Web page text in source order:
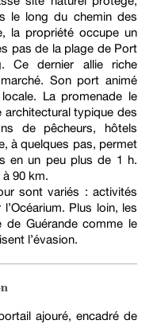
le long du chemin des
la propriété occupe un
pas de la plage de Port
Ce dernier allie riche
Son port animé
La promenade le
architectural typique des
de pêcheurs, hôtels
à quelques pas, permet
en un peu plus de 1 h.
90 km.
sont variés : activités
Plus loin, les
de Guérande comme le
l’évasion.
ajouré, encadré de